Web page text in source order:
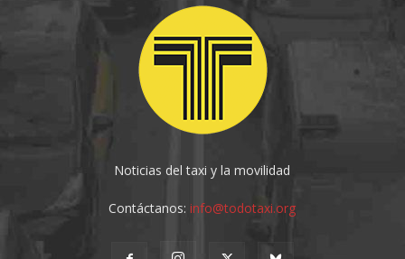
Noticias del taxi y la movilidad
Contáctanos:info@todotaxi.org